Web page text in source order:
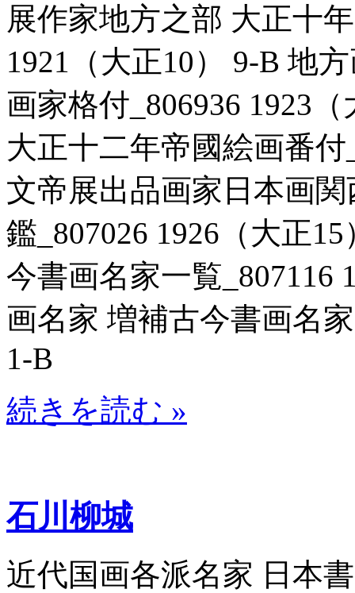
展作家地方之部 大正十
1921（大正10） 9-B 地
画家格付_806936 1923
大正十二年帝國絵画番付
文帝展出品画家日本画
鑑_807026 1926（大正
今書画名家一覧_807116
画名家 増補古今書画名
1-B
続きを読む »
石川柳城
近代国画各派名家 日本